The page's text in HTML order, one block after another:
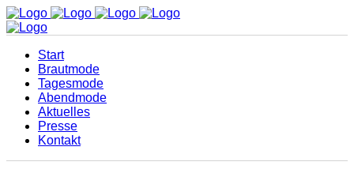
Start
Brautmode
Tagesmode
Abendmode
Aktuelles
Presse
Kontakt